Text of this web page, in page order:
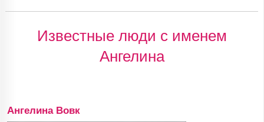
Известные люди с именем
Ангелина
Ангелина Вовк